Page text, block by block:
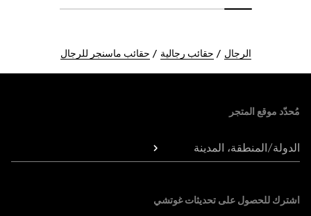
الرجال حقائب رجالية حقائب ماسنجر للرجال
مُحدّد موقع المتجر
الدولة/المنطقة، المدينة
اشترك للحصول على تحديثات غوتشي